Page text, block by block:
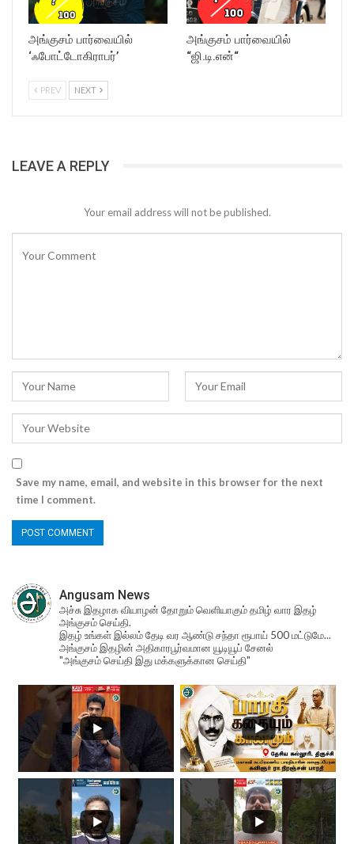
அங்குசம் பார்வையில்
‘ஃபோட்டோகிராபர்’
அங்குசம் பார்வையில்
“ஜி.டி.என்“
PREV NEXT
LEAVE A REPLY
Your email address will not be published.
Save my name, email, and website in this browser for the next
time I comment.
Angusam News
அச்சு இதழாக வியாழன் தோறும் வெளியாகும் தமிழ் வார இதழ்
அங்குசம் செய்தி.
இதழ் உங்கள் இல்லம் தேடி வர ஆண்டு சந்தா ரூபாய் 500 மட்டுமே...
அங்குசம் இதழின் அதிகாரபூர்வமான யூடியூப் சேனல்
"அங்குசம் செய்தி இது மக்களுக்கான செய்தி"